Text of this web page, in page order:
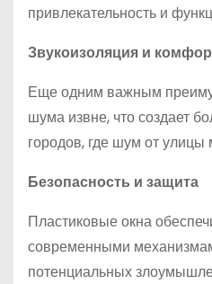
привлекательность и
Звукоизоляция и
Еще одним важным
шума извне, что создает
городов, где шум от
Безопасность и защита
Пластиковые окна
современными
потенциальных